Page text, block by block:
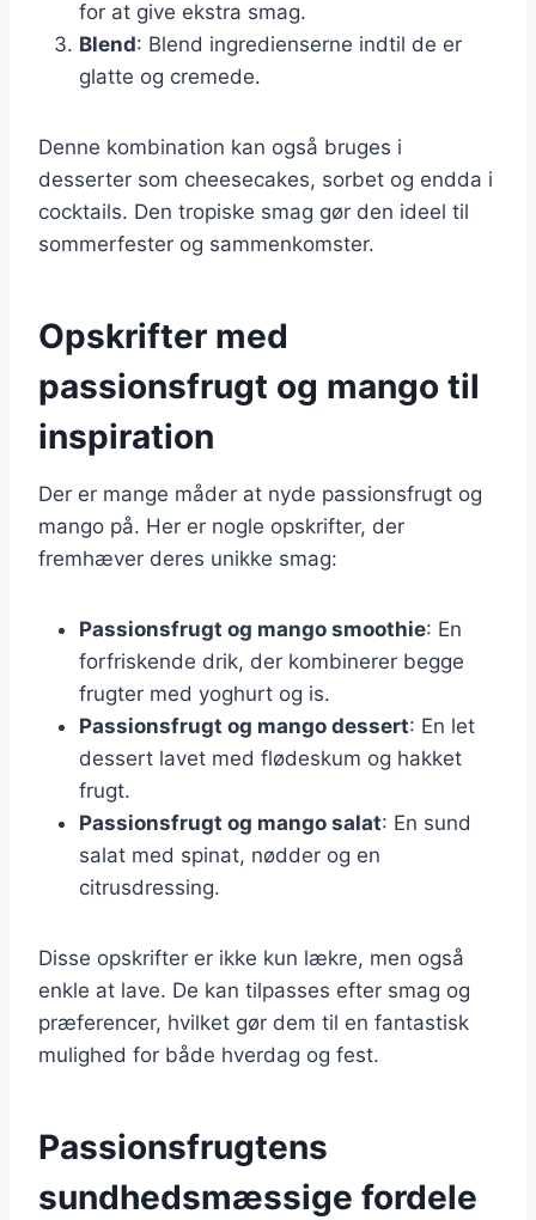
for at give ekstra smag.
Blend: Blend ingredienserne indtil de er
glatte og cremede.
Denne kombination kan også bruges i
desserter som cheesecakes, sorbet og endda i
cocktails. Den tropiske smag gør den ideel til
sommerfester og sammenkomster.
Opskrifter med
passionsfrugt og mango til
inspiration
Der er mange måder at nyde passionsfrugt og
mango på. Her er nogle opskrifter, der
fremhæver deres unikke smag:
Passionsfrugt og mango smoothie: En
forfriskende drik, der kombinerer begge
frugter med yoghurt og is.
Passionsfrugt og mango dessert: En let
dessert lavet med flødeskum og hakket
frugt.
Passionsfrugt og mango salat: En sund
salat med spinat, nødder og en
citrusdressing.
Disse opskrifter er ikke kun lækre, men også
enkle at lave. De kan tilpasses efter smag og
præferencer, hvilket gør dem til en fantastisk
mulighed for både hverdag og fest.
Passionsfrugtens
sundhedsmæssige fordele